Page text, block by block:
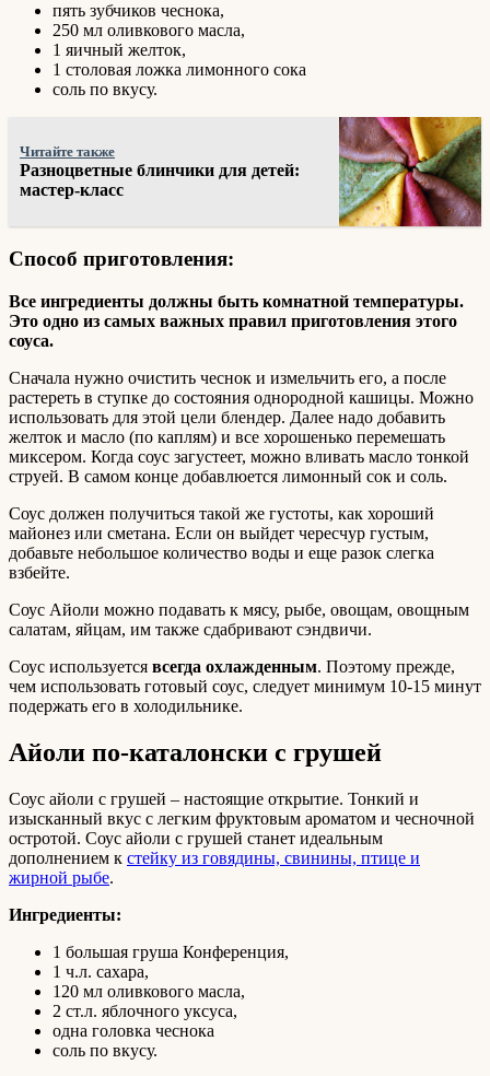
пять зубчиков чеснока,
250 мл оливкового масла,
1 яичный желток,
1 столовая ложка лимонного сока
соль по вкусу.
Читайте также
Разноцветные блинчики для детей:
мастер-класс
Способ приготовления:
Все ингредиенты должны быть комнатной температуры.
Это одно из самых важных правил приготовления этого
соуса.
Сначала нужно очистить чеснок и измельчить его, а после
растереть в ступке до состояния однородной кашицы. Можно
использовать для этой цели блендер. Далее надо добавить
желток и масло (по каплям) и все хорошенько перемешать
миксером. Когда соус загустеет, можно вливать масло тонкой
струей. В самом конце добавлюется лимонный сок и соль.
Соус должен получиться такой же густоты, как хороший
майонез или сметана. Если он выйдет чересчур густым,
добавьте небольшое количество воды и еще разок слегка
взбейте.
Соус Айоли можно подавать к мясу, рыбе, овощам, овощным
салатам, яйцам, им также сдабривают сэндвичи.
Соус используется всегда охлажденным. Поэтому прежде,
чем использовать готовый соус, следует минимум 10-15 минут
подержать его в холодильнике.
Айоли по-каталонски с грушей
Соус айоли с грушей – настоящие открытие. Тонкий и
изысканный вкус с легким фруктовым ароматом и чесночной
остротой. Соус айоли с грушей станет идеальным
дополнением к стейку из говядины, свинины, птице и
жирной рыбе.
Ингредиенты:
1 большая груша Конференция,
1 ч.л. сахара,
120 мл оливкового масла,
2 ст.л. яблочного уксуса,
одна головка чеснока
соль по вкусу.